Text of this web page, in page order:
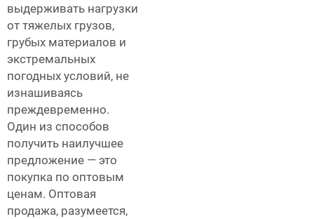
выдерживать нагрузки
от тяжелых грузов,
грубых материалов и
экстремальных
погодных условий, не
изнашиваясь
преждевременно.
Один из способов
получить наилучшее
предложение — это
покупка по оптовым
ценам. Оптовая
продажа, разумеется,